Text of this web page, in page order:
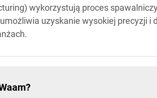
wykorzystują proces
uzyskanie wysokiej precyzji i